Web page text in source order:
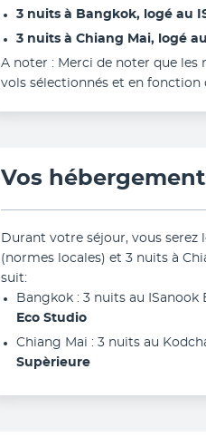
3 nuits à Bangkok, logé au
3 nuits à Chiang Mai, logé
A noter : Merci de noter que
vols sélectionnés et en fonction
Vos
Durant votre séjour, vous
(normes locales) et 3 nuits à
suit:
Bangkok : 3 nuits au
Eco Studio
Chiang Mai : 3 nuits au
Supèrieure